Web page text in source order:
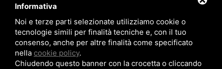
commerciale-pn@rivessrl.com
ULTIME NEWS
Nuova BP smart installata: Nuova BP smart installata
Nuova bussola Agathon: Nuova bussola Agathon per stampaggio
Informativa
Noi e terze parti selezionate utilizziamo cookie o
tecnologie simili per finalità tecniche e, con il tuo
consenso, anche per altre finalità come specificato
nella cookie policy.
Chiudendo questo banner con la crocetta o cliccando